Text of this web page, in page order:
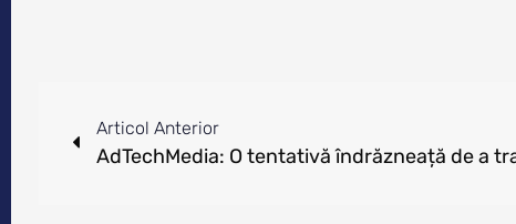
Articol Anterior